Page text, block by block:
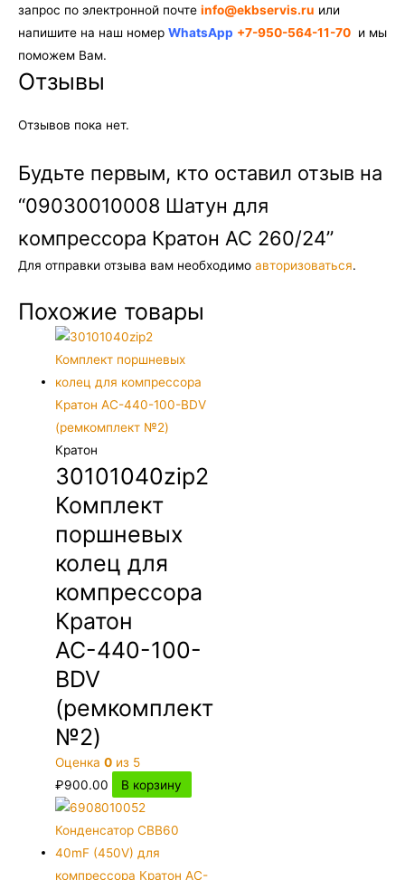
запрос по электронной почте info@ekbservis.ru или
напишите на наш номер WhatsApp +7-950-564-11-70 и мы
поможем Вам.
Отзывы
Отзывов пока нет.
Будьте первым, кто оставил отзыв на
“09030010008 Шатун для
компрессора Кратон AC 260/24”
Для отправки отзыва вам необходимо авторизоваться.
Похожие товары
Кратон
30101040zip2
Комплект
поршневых
колец для
компрессора
Кратон
АС-440-100-
BDV
(ремкомплект
№2)
Оценка0 из 5
₽900.00 В корзину